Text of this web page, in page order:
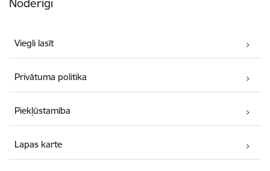
Viegli lasīt
Privātuma politika
Piekļūstamība
Lapas karte